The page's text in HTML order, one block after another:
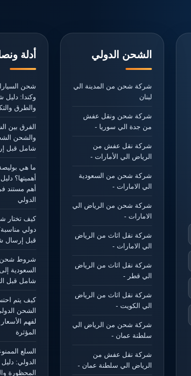
الشحن الدولي
شركة شحن من المدينة الي
لبنان
شركة شحن ونقل عفش
من جدة الي سوريا -
شركة نقل عفش من
الرياض الي الأمارات -
شركة شحن من السعودية
الي الامارات -
شركة شحن من الرياض الي
الامارات -
شركة نقل اثاث من الرياض
الي الامارات -
شركة نقل اثاث من الرياض
الي قطر -
شركة نقل اثاث من الرياض
الي الكويت -
شركة شحن من الرياض الي
سلطنة عمان -
شركة نقل عفش من
الرياض الي سلطنة عمان -
أدلة
شحن
وكندا:
والطرق
الفرق بين
والشحن
شامل قبل
ما هي
أهميتها؟
أهم مستند
الدولي
كيف تختار
دولي
قبل إرسال
شروط شحن
السعودية
شامل قبل
كيف يتم
الشحن
لفهم
المؤثرة
السلع
الدولي:
المحظورة